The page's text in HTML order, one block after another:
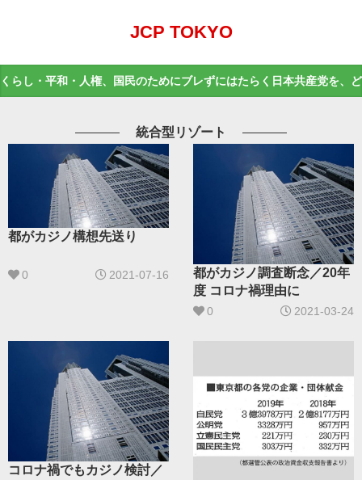
JCP TOKYO
くらし・平和・人権、国民のためにブレずにはたらく日本共産党を、
統合型リゾート
都がカジノ構想先送り
0 2021-07-16
都がカジノ調査断念／20年
度 コロナ禍理由に
0 2021-03-24
コロナ禍でもカジノ検討／